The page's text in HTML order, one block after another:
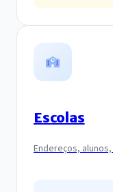
Escolas
Endereços,